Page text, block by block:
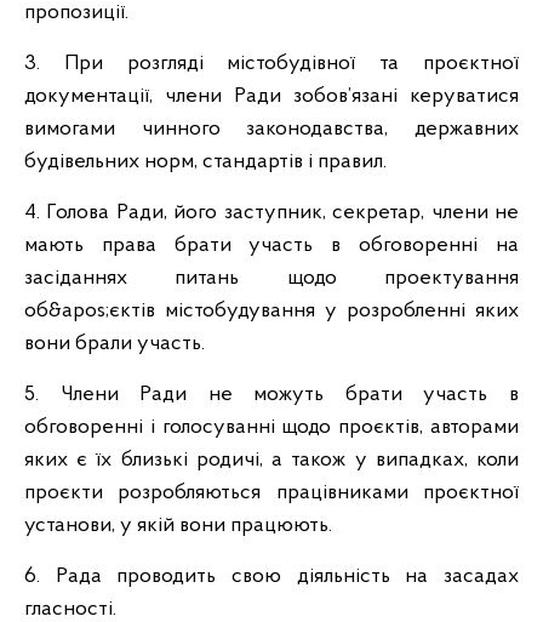
пропозиції.
3. При розгляді містобудівної та проєктної
документації, члени Ради зобов’язані керуватися
вимогами чинного законодавства, державних
будівельних норм, стандартів і правил.
4. Голова Ради, його заступник, секретар, члени не
мають права брати участь в обговоренні на
засіданнях питань щодо проектування
об&apos;єктів містобудування у розробленні яких
вони брали участь.
5. Члени Ради не можуть брати участь в
обговоренні і голосуванні щодо проєктів, авторами
яких є їх близькі родичі, а також у випадках, коли
проєкти розробляються працівниками проєктної
установи, у якій вони працюють.
6. Рада проводить свою діяльність на засадах
гласності.